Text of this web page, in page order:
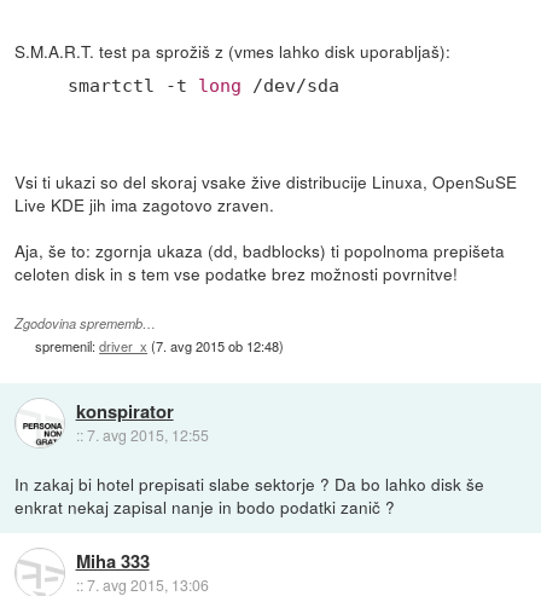
S.M.A.R.T. test pa sprožiš z (vmes lahko disk uporabljaš):
smartctl -t long /dev/sda
Vsi ti ukazi so del skoraj vsake žive distribucije Linuxa, OpenSuSE
Live KDE jih ima zagotovo zraven.
Aja, še to: zgornja ukaza (dd, badblocks) ti popolnoma prepišeta
celoten disk in s tem vse podatke brez možnosti povrnitve!
Zgodovina sprememb…
spremenil:driver_x (7. avg 2015 ob 12:48)
konspirator
::7. avg 2015, 12:55
In zakaj bi hotel prepisati slabe sektorje ? Da bo lahko disk še
enkrat nekaj zapisal nanje in bodo podatki zanič ?
Miha 333
::7. avg 2015, 13:06